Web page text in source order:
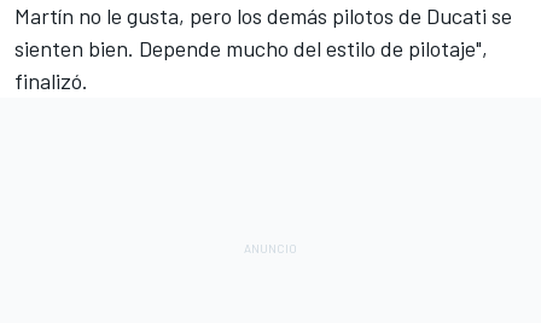
Martín no le gusta, pero los demás pilotos de Ducati se
sienten bien. Depende mucho del estilo de pilotaje",
finalizó.